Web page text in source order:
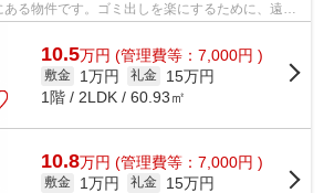
る物件です。ゴミ出しを楽にするために、遠く
用部に設置し...
10.5万円 (管理費等：7,000円 )
敷金 1万円 礼金
15万円
1階 / 2LDK / 60.93㎡
10.8万円 (管理費等：7,000円 )
敷金 1万円 礼金
15万円